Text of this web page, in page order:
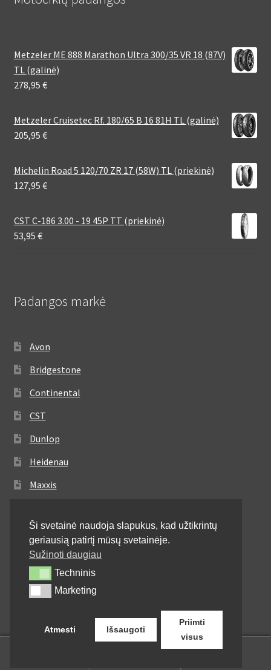
Metzeler ME 888 Marathon Ultra 300/35 VR 18 (87V)
TL (galinė)
278,95 €
Metzeler Cruisetec Rf. 180/65 B 16 81H TL (galinė)
205,95 €
Michelin Road 5 120/70 ZR 17 (58W) TL (priekinė)
127,95 €
CST C-186 3.00 - 19 45P TT (priekinė)
53,95 €
Padangos markė
Avon
Bridgestone
Continental
CST
Dunlop
Heidenau
Maxxis
Michelin
Mitas
Pirelli
Shinko
Ši svetainė naudoja slapukus, kad užtikrintų
geriausią patirtį mūsų svetainėje.
Sužinoti daugiau
TechninisTechninis
MarketingMarketing
Atmesti Išsaugoti
Priimti
visus